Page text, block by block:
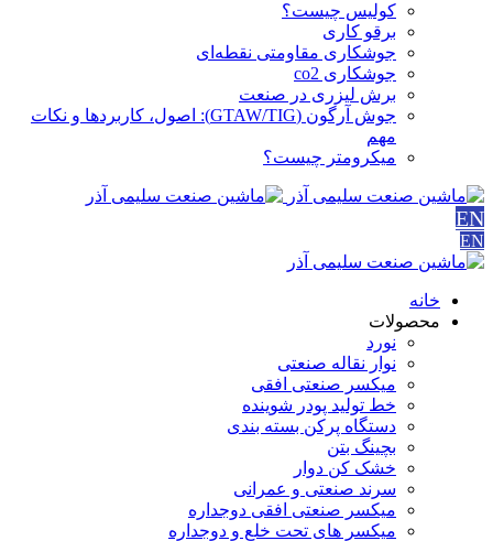
کولیس چیست؟
برقو کاری
جوشکاری مقاومتی نقطه‌ای
جوشکاری co2
برش لیزری در صنعت
جوش آرگون (GTAW/TIG): اصول، کاربردها و نکات
مهم
میکرومتر چیست؟
EN
EN
خانه
محصولات
نورد
نوار نقاله صنعتی
ميكسر صنعتی افقی
خط تولید پودر شوينده
دستگاه پرکن بسته بندی
بچينگ بتن
خشک کن دوار
سرند صنعتی و عمرانی
میکسر صنعتی افقی دوجداره
میکسر های تحت خلع و دوجداره